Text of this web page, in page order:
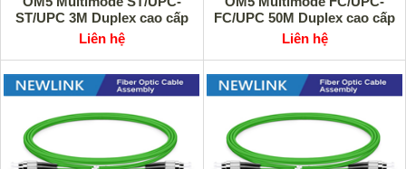
ST/UPC 3M Duplex cao cấp
Liên hệ
FC/UPC 50M Duplex cao cấp
Liên hệ